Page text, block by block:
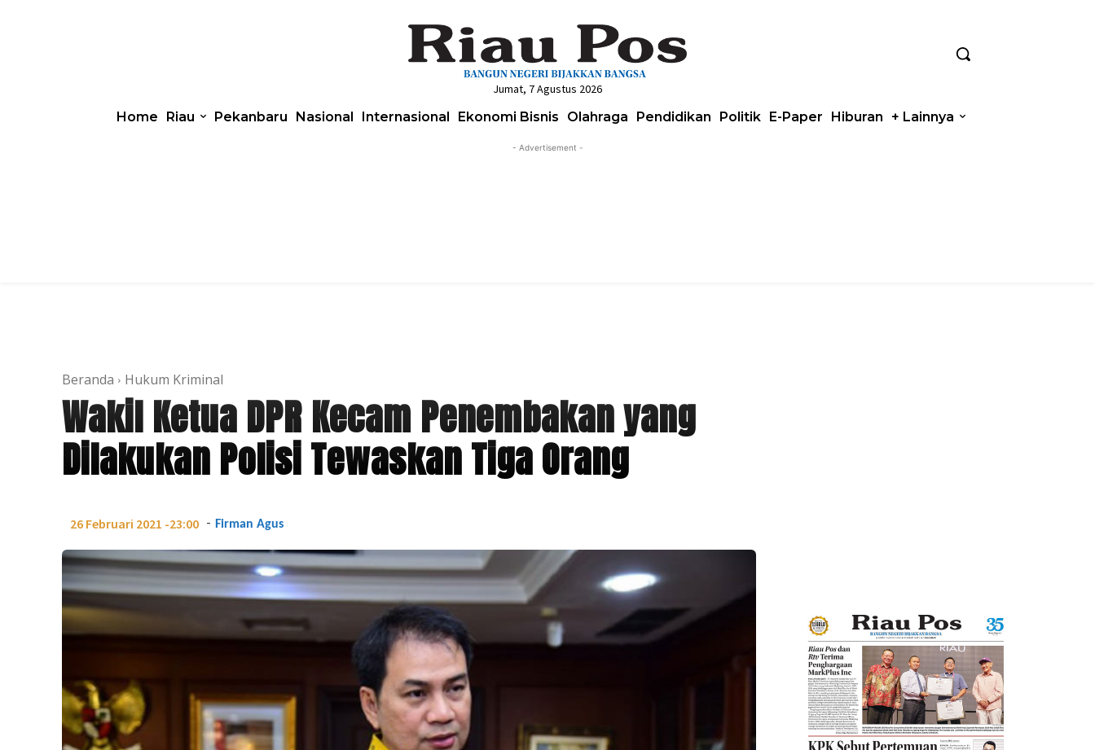
Jumat, 7 Agustus 2026
Home Riau Pekanbaru Nasional Internasional Ekonomi Bisnis Olahraga Pendidikan Politik E-Paper Hiburan + Lainnya
- Advertisement -
Beranda Hukum Kriminal
Wakil Ketua DPR Kecam Penembakan yang
Dilakukan Polisi Tewaskan Tiga Orang
26 Februari 2021 -23:00 - Firman Agus